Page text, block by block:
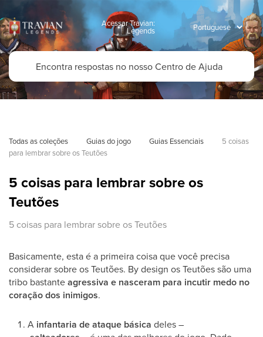
Acessar Travian:
Legends
Todas as coleções Guias do jogo Guias Essenciais
5 coisas
para lembrar sobre os Teutões
5 coisas para lembrar sobre os
Teutões
5 coisas para lembrar sobre os Teutões
Basicamente, esta é a primeira coisa que você precisa
considerar sobre os Teutões. By design os Teutões são uma
tribo bastanteagressiva e nasceram para incutir medo no
coração dos inimigos.
A infantaria de ataque básica deles –